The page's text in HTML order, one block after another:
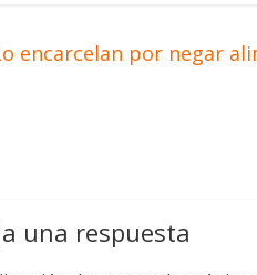
encarcelan por negar
una respuesta